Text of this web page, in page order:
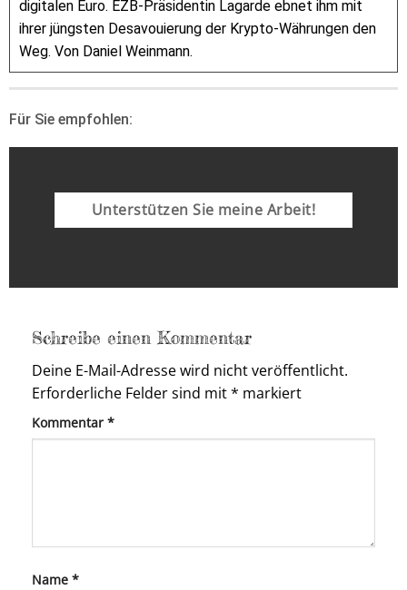
digitalen Euro. EZB-Präsidentin Lagarde ebnet ihm mit
ihrer jüngsten Desavouierung der Krypto-Währungen den
Weg. Von Daniel Weinmann.
Für Sie empfohlen:
Unterstützen Sie meine Arbeit!
Schreibe einen Kommentar
Deine E-Mail-Adresse wird nicht veröffentlicht.
Erforderliche Felder sind mit* markiert
Kommentar *
Name *